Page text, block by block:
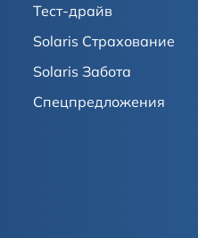
Тест-драйв
Solaris Страхование
Solaris Забота
Спецпредложения